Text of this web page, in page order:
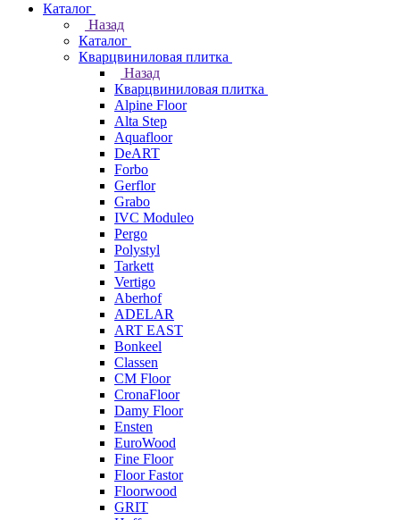
Каталог
Назад
Каталог
Кварцвиниловая плитка
Назад
Кварцвиниловая плитка
Alpine Floor
Alta Step
Aquafloor
DeART
Forbo
Gerflor
Grabo
IVC Moduleo
Pergo
Polystyl
Tarkett
Vertigo
Aberhof
ADELAR
ART EAST
Bonkeel
Classen
CM Floor
CronaFloor
Damy Floor
Ensten
EuroWood
Fine Floor
Floor Fastor
Floorwood
GRIT